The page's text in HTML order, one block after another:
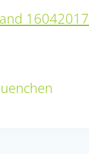
16042017